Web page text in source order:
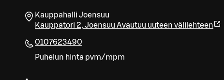
Kauppahalli Joensuu
Kauppatori 2, Joensuu Avautuu uuteen välilehteen
0107623490
Puhelun hinta pvm/mpm